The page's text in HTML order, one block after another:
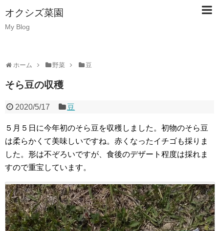
オクシズ菜園
My Blog
ホーム 野菜 豆
そら豆の収穫
2020/5/17 豆
５月５日に今年初のそら豆を収穫しました。初物のそら豆
は柔らかくて美味しいですね。赤くなったイチゴも採りま
した。形は不ぞろいですが、食後のデザート程度は採れま
すので重宝しています。